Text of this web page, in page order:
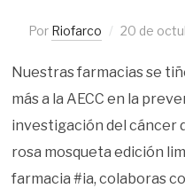
Por Riofarco 20 de
Nuestras farmacias se
más a la AECC en la
investigación del cáncer
rosa mosqueta edición
farmacia #ia, colaboras